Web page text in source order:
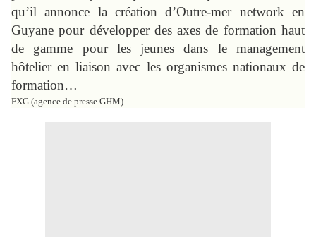
qu’il annonce la création d’Outre-mer network en
Guyane pour développer des axes de formation haut
de gamme pour les jeunes dans le management
hôtelier en liaison avec les organismes nationaux de
formation…
FXG (agence de presse GHM)